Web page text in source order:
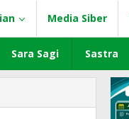
Media Siber
Sara Sagi Sastra